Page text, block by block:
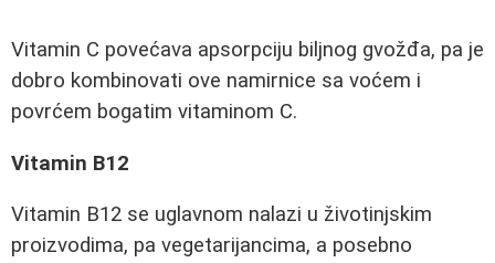
Vitamin C povećava apsorpciju biljnog gvožđa, pa je
dobro kombinovati ove namirnice sa voćem i
povrćem bogatim vitaminom C.
Vitamin B12
Vitamin B12 se uglavnom nalazi u životinjskim
proizvodima, pa vegetarijancima, a posebno